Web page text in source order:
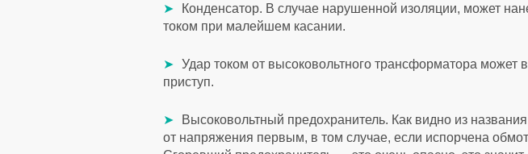
Конденсатор. В случае нарушенной изоляции, может
током при малейшем касании.
Удар током от высоковольтного трансформатора может
приступ.
Высоковольтный предохранитель. Как видно из
от напряжения первым, в том случае, если испорчена